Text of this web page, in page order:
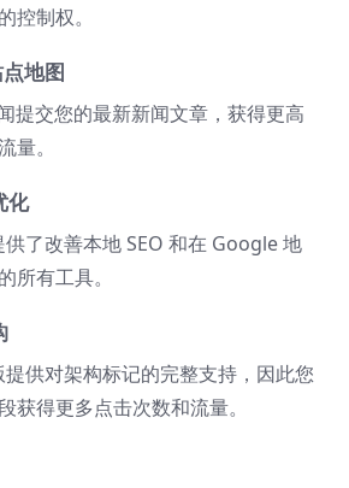
控制权。
地图
提交您的最新新闻文章，获得更高
量。
化
供了改善本地 SEO 和在 Google 地
所有工具。
提供对架构标记的完整支持，因此您
获得更多点击次数和流量。